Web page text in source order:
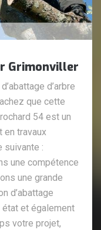
Grimonviller
d’arbre
que cette
54 est un
travaux
suivante :
une compétence
une grande
d’abattage
état et également
votre projet,